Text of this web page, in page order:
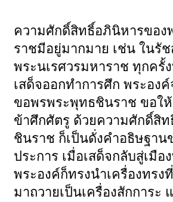
ความศักดิ์สิทธิ์อภินิหารของ
ราชมีอยู่มากมาย เช่น ในรั
พระนเรศวรมหาราช ทุกครั้
เสด็จออกทำการศึก พระองค์
ขอพรพระพุทธชินราช ขอใ
ข้าศึกศัตรู ด้วยความศักดิ์สิ
ชินราช ก็เป็นดั่งคำอธิษฐาน
ประการ เมื่อเสด็จกลับสู่เมื
พระองค์ก็ทรงนำเครื่องทร
มาถวายเป็นเครื่องสักการะ